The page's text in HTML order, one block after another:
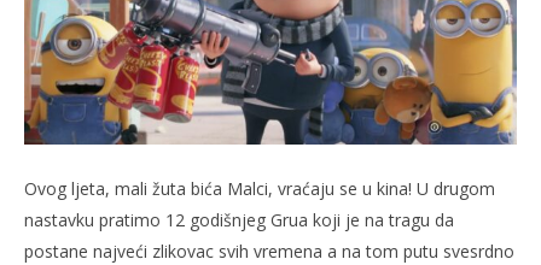
TRENUTNO OTVORENO
Projekcija filma – Malci 2: Kako je Gru postao
Gru
18.07.2022.
Ovog ljeta, mali žuta bića Malci, vraćaju se u kina! U drugom
nastavku pratimo 12 godišnjeg Grua koji je na tragu da
postane najveći zlikovac svih vremena a na tom putu svesrdno